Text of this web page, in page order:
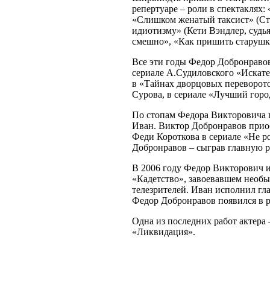
репертуаре – роли в
«Слишком женатый таксист»
идиотизму» (Кети Вэндлер,
смешно», «Как пришить
Все эти годы Федор
сериале А.Судиловского
в «Тайнах дворцовых
Сурова, в сериале «Лучший
По стопам Федора
Иван. Виктор Добронравов
Феди Короткова в сериале «Не
Добронравов – сыграв главную
В 2006 году Федор Викторович
«Кадетство», завоевавшем
телезрителей. Иван исполнил
Федор Добронравов появился в
Одна из последних работ
«Ликвидация».